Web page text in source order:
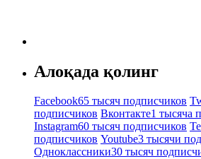
Алоқада қолинг
Facebook65 тысяч подписчиков
подписчиков Вконтакте1 тысяча
Instagram60 тысяч подписчиков
подписчиков Youtube3 тысячи
Одноклассники30 тысяч